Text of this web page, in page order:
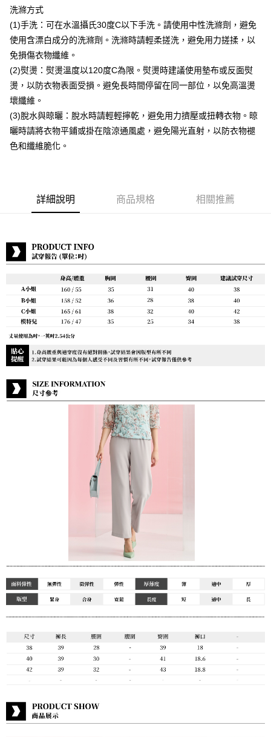
付款後7-11取貨
每筆NT$80，滿NT$888(含以上)免運費
宅配到府
貨到付款
每筆NT$80，滿NT$888(含以上)免運費
洗滌方式
(1)手洗：可在水溫攝氏30度C以下手洗。請使用中性洗滌劑，避免
使用含漂白成分的洗滌劑。洗滌時請輕柔搓洗，避免用力搓揉，以
免損傷衣物纖維。
(2)熨燙：熨燙溫度以120度C為限。熨燙時建議使用墊布或反面熨
燙，以防衣物表面受損。避免長時間停留在同一部位，以免高溫燙
壞纖維。
(3)脫水與晾曬：脫水時請輕輕擰乾，避免用力擠壓或扭轉衣物。晾
曬時請將衣物平鋪或掛在陰涼通風處，避免陽光直射，以防衣物褪
色和纖維脆化。
詳細說明 商品規格 相關推薦